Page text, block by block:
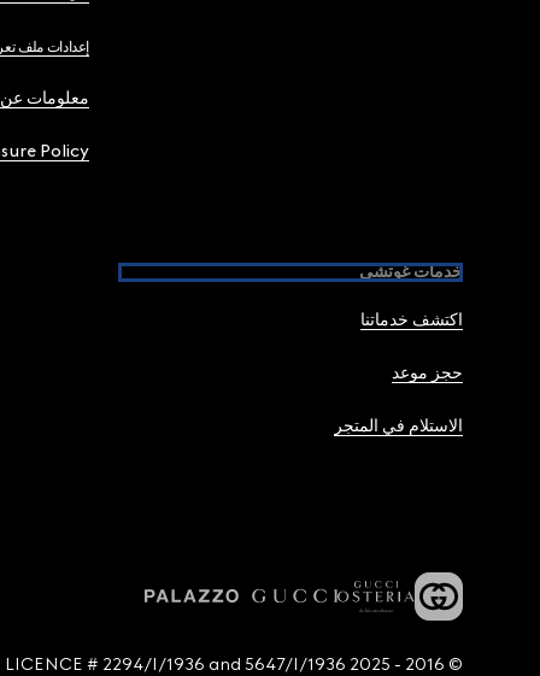
إعدادات ملف
معلومات
Policy
خدمات غوتشي
اكتشف خدماتنا
حجز موعد
الاستلام في المتجر
© 2016 - 2025 Guccio Gucci S.p.A. - All rights reserved. SIAE LICENCE # 2294/I/1936 and 5647/I/1936